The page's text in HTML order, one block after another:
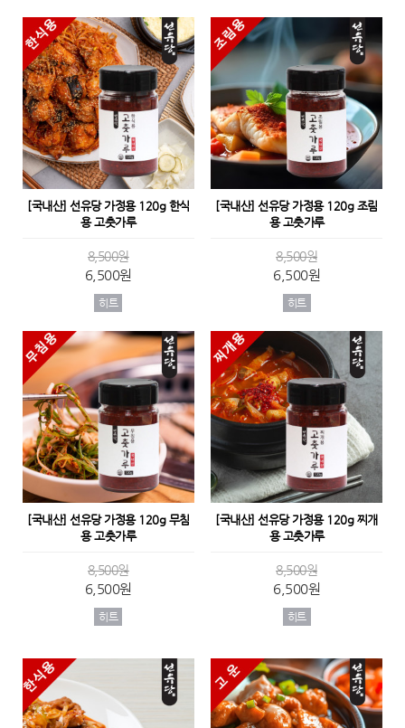
[국내산] 선유당 가정용 120g 한식
용 고춧가루
8,500원
6,500원
히트
[국내산] 선유당 가정용 120g 조림
용 고춧가루
8,500원
6,500원
히트
[국내산] 선유당 가정용 120g 무침
용 고춧가루
8,500원
6,500원
히트
[국내산] 선유당 가정용 120g 찌개
용 고춧가루
8,500원
6,500원
히트